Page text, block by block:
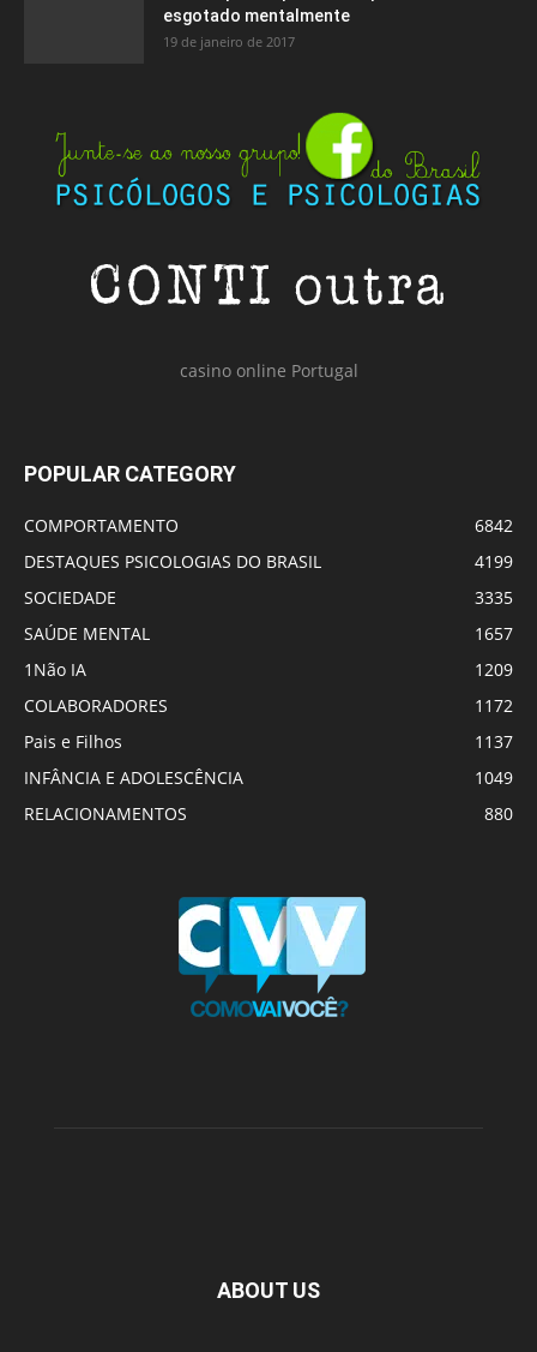
esgotado mentalmente
19 de janeiro de 2017
casino online Portugal
POPULAR CATEGORY
COMPORTAMENTO
6842
DESTAQUES PSICOLOGIAS DO BRASIL
4199
SOCIEDADE
3335
SAÚDE MENTAL
1657
1Não IA
1209
COLABORADORES
1172
Pais e Filhos
1137
INFÂNCIA E ADOLESCÊNCIA
1049
RELACIONAMENTOS
880
ABOUT US